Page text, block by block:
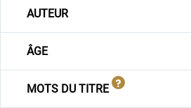
AUTEUR
ÂGE
MOTS DU TITRE